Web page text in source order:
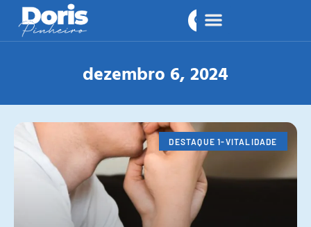
dezembro 6, 2024
DESTAQUE 1-VITALIDADE